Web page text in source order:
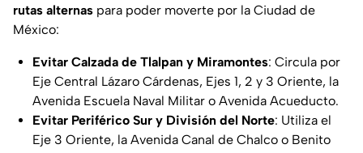
rutas alternas para poder moverte por la Ciudad de
México:
Evitar Calzada de Tlalpan y Miramontes: Circula por
Eje Central Lázaro Cárdenas, Ejes 1, 2 y 3 Oriente, la
Avenida Escuela Naval Militar o Avenida Acueducto.
Evitar Periférico Sur y División del Norte: Utiliza el
Eje 3 Oriente, la Avenida Canal de Chalco o Benito